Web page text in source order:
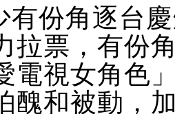
有份角逐台
拉票，有份
電視女角色
醜和被動，